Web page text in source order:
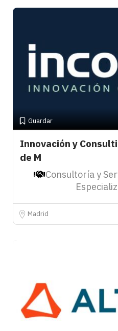
Guardar
Innovación y
de M
Consultoría y
Madrid